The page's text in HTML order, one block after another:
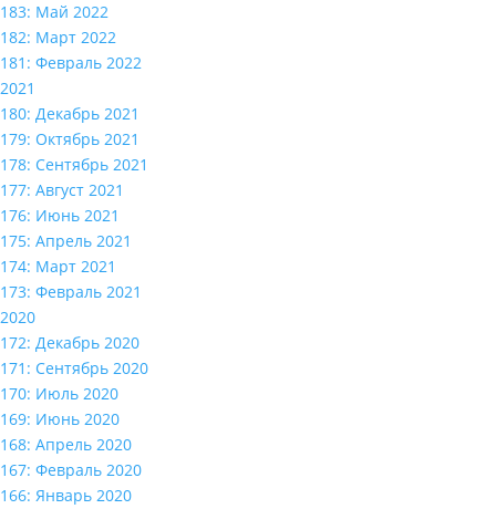
183: Май 2022
182: Март 2022
181: Февраль 2022
2021
180: Декабрь 2021
179: Октябрь 2021
178: Сентябрь 2021
177: Август 2021
176: Июнь 2021
175: Апрель 2021
174: Март 2021
173: Февраль 2021
2020
172: Декабрь 2020
171: Сентябрь 2020
170: Июль 2020
169: Июнь 2020
168: Апрель 2020
167: Февраль 2020
166: Январь 2020